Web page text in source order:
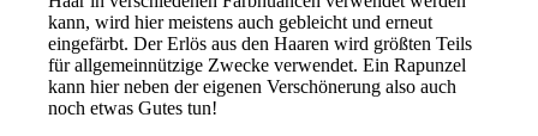
kann, wird hier meistens auch gebleicht und erneut
eingefärbt. Der Erlös aus den Haaren wird größten Teils
für allgemeinnützige Zwecke verwendet. Ein Rapunzel
kann hier neben der eigenen Verschönerung also auch
noch etwas Gutes tun!